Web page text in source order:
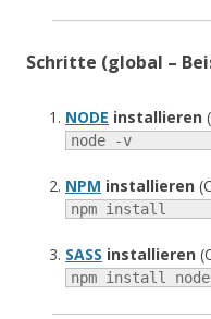
Schritte (global –
NODE installieren
node -v
NPM installieren
npm install
SASS installieren
npm install